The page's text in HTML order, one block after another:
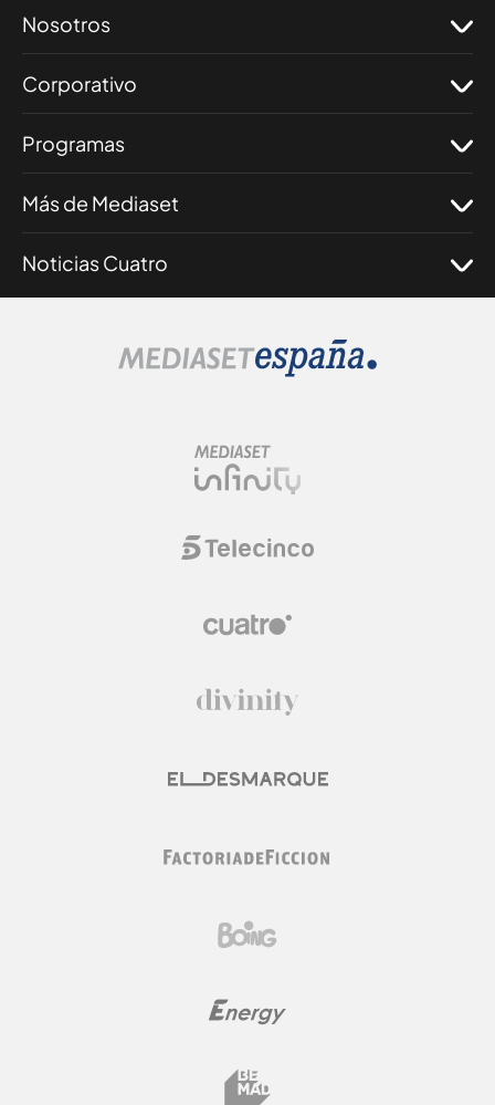
Nosotros
Corporativo
Programas
Más de Mediaset
Noticias Cuatro